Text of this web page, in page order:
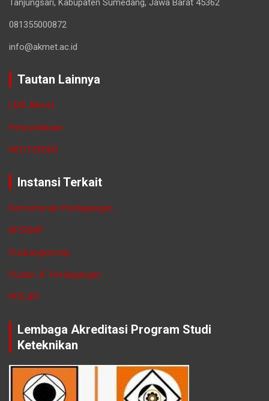
Tanjungsari, Kabupaten Sumedang, Jawa Barat 45362
081355000872
info@akmet.ac.id
Tautan Lainnya
LMS Akmet
Perpustakaan
NEO FEEDER
Instansi Terkait
Kementerian Perdagangan
BPSDMP
Pusbangkomap
Pusbin JF Perdagangan
PPEJEP
Lembaga Akreditasi Program Studi
Keteknikan